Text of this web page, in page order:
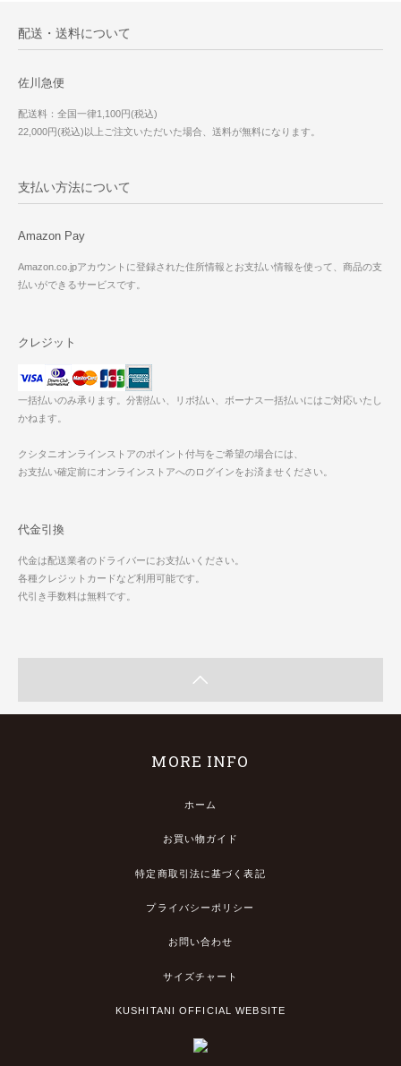
配送・送料について
佐川急便
配送料：全国一律1,100円(税込)
22,000円(税込)以上ご注文いただいた場合、送料が無料になります。
支払い方法について
Amazon Pay
Amazon.co.jpアカウントに登録された住所情報とお支払い情報を使って、商品の支
払いができるサービスです。
クレジット
一括払いのみ承ります。分割払い、リボ払い、ボーナス一括払いにはご対応いたし
かねます。
クシタニオンラインストアのポイント付与をご希望の場合には、
お支払い確定前にオンラインストアへのログインをお済ませください。
代金引換
代金は配送業者のドライバーにお支払いください。
各種クレジットカードなど利用可能です。
代引き手数料は無料です。
MORE INFO
ホーム
お買い物ガイド
特定商取引法に基づく表記
プライバシーポリシー
お問い合わせ
サイズチャート
KUSHITANI OFFICIAL WEBSITE